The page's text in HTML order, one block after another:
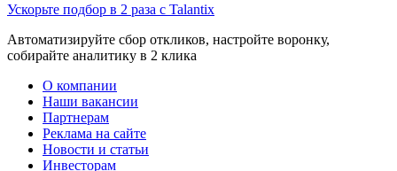
Ускорьте подбор в 2 раза с Talantix
Автоматизируйте сбор откликов, настройте воронку,
собирайте аналитику в 2 клика
О компании
Наши вакансии
Партнерам
Реклама на сайте
Новости и статьи
Инвесторам